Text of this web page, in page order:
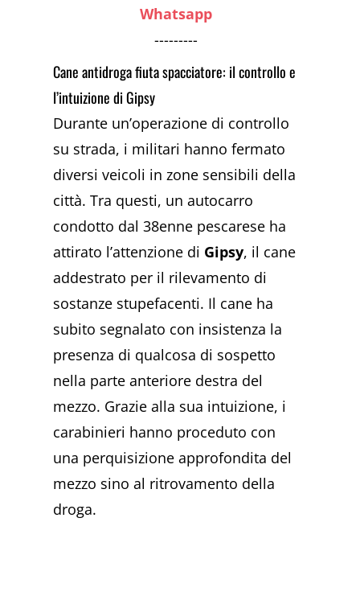
Whatsapp
---------
Cane antidroga fiuta spacciatore: il controllo e
l’intuizione di Gipsy
Durante un’operazione di controllo
su strada, i militari hanno fermato
diversi veicoli in zone sensibili della
città. Tra questi, un autocarro
condotto dal 38enne pescarese ha
attirato l’attenzione di Gipsy, il cane
addestrato per il rilevamento di
sostanze stupefacenti. Il cane ha
subito segnalato con insistenza la
presenza di qualcosa di sospetto
nella parte anteriore destra del
mezzo. Grazie alla sua intuizione, i
carabinieri hanno proceduto con
una perquisizione approfondita del
mezzo sino al ritrovamento della
droga.